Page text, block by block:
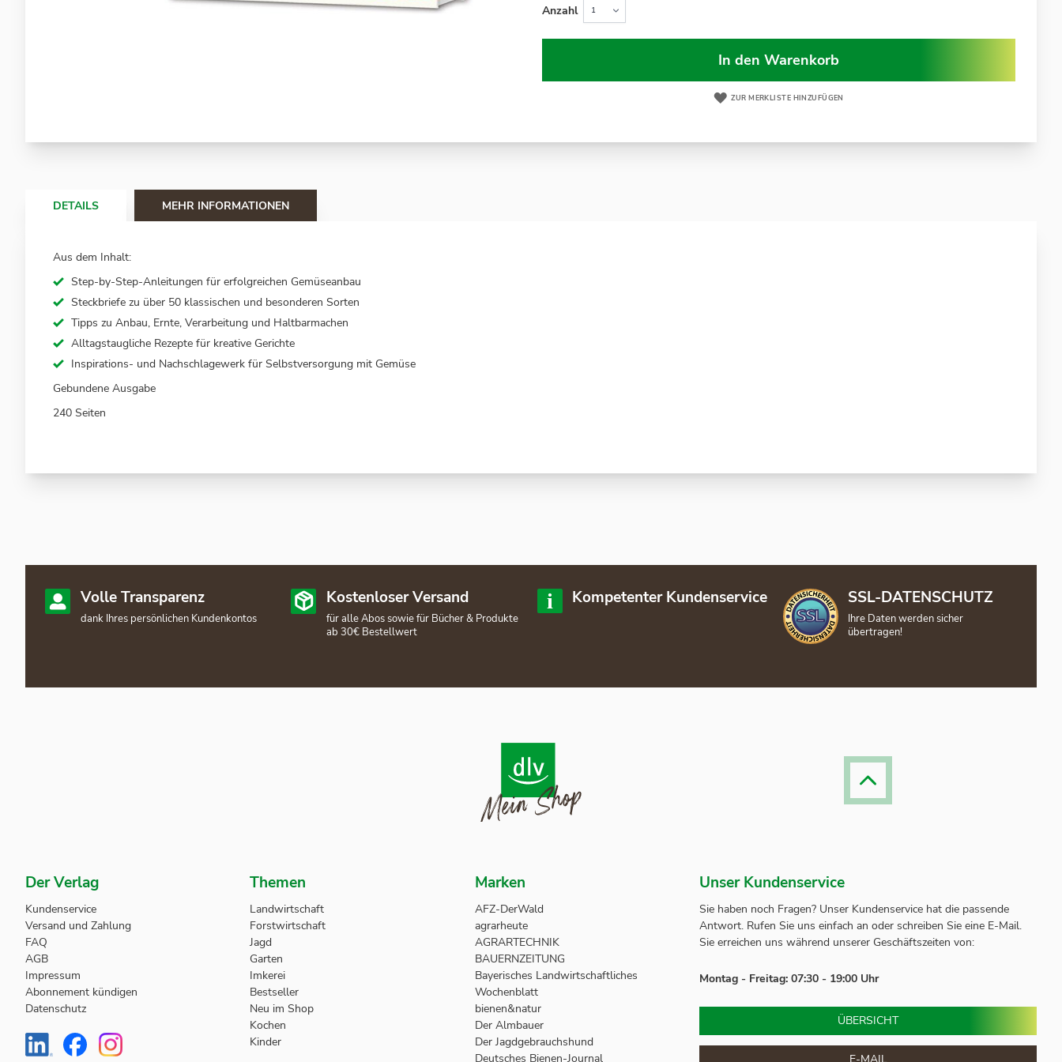
Anzahl
In den Warenkorb
ZUR MERKLISTE HINZUFÜGEN
DETAILS
Aus dem Inhalt:
Step-by-Step-Anleitungen für erfolgreichen Gemüseanbau
Steckbriefe zu über 50 klassischen und besonderen Sorten
Tipps zu Anbau, Ernte, Verarbeitung und Haltbarmachen
Alltagstaugliche Rezepte für kreative Gerichte
Inspirations- und Nachschlagewerk für Selbstversorgung mit Gemüse
Gebundene Ausgabe
240 Seiten
MEHR INFORMATIONEN
Volle Transparenz
dank Ihres persönlichen Kundenkontos
Kostenloser Versand
für alle Abos sowie für Bücher & Produkte
ab 30€ Bestellwert
Kompetenter Kundenservice SSL-DATENSCHUTZ
Ihre Daten werden sicher
übertragen!
Der Verlag
Kundenservice
Versand und Zahlung
FAQ
AGB
Impressum
Abonnement kündigen
Datenschutz
Themen
Landwirtschaft
Forstwirtschaft
Jagd
Garten
Imkerei
Bestseller
Neu im Shop
Kochen
Kinder
Marken
AFZ-DerWald
agrarheute
AGRARTECHNIK
BAUERNZEITUNG
Bayerisches Landwirtschaftliches
Wochenblatt
bienen&natur
Der Almbauer
Der Jagdgebrauchshund
Deutsches Bienen-Journal
Unser Kundenservice
Sie haben noch Fragen? Unser Kundenservice hat die passende
Antwort. Rufen Sie uns einfach an oder schreiben Sie eine E-Mail.
Sie erreichen uns während unserer Geschäftszeiten von:
Montag - Freitag: 07:30 - 19:00 Uhr
ÜBERSICHT